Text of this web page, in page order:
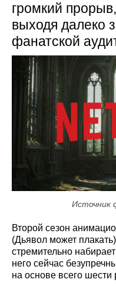
громкий
выходя далеко
фанатской
Источник
Второй сезон
(Дьявол может
стремительно
него сейчас
на основе всего шести